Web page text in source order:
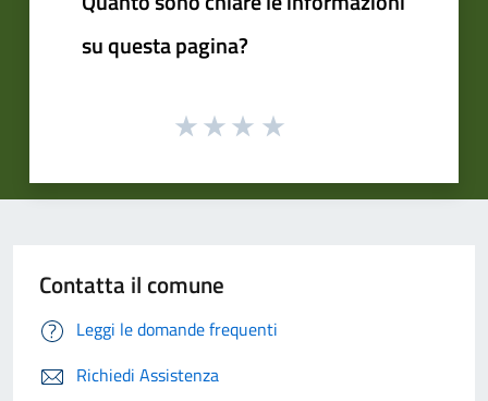
su questa pagina?
Contatta il comune
Leggi le domande frequenti
Richiedi Assistenza